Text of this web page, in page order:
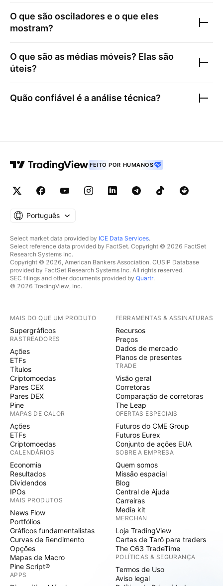
O que são osciladores e o que eles
mostram?
O que são as médias móveis? Elas são
úteis?
Quão confiável é a análise técnica?
FEITO POR HUMANOS
Português
Select market data provided by ICE Data Services.
Select reference data provided by FactSet. Copyright © 2026 FactSet
Research Systems Inc.
Copyright © 2026, American Bankers Association. CUSIP Database
provided by FactSet Research Systems Inc. All rights reserved.
SEC filings and other documents provided by Quartr.
© 2026 TradingView, Inc.
MAIS DO QUE UM PRODUTO
Supergráficos
RASTREADORES
Ações
ETFs
Títulos
Criptomoedas
Pares CEX
Pares DEX
Pine
MAPAS DE CALOR
Ações
ETFs
Criptomoedas
CALENDÁRIOS
Economia
Resultados
Dividendos
IPOs
MAIS PRODUTOS
News Flow
Portfólios
Gráficos fundamentalistas
Curvas de Rendimento
Opções
Mapas de Macro
Pine Script®
APPS
FERRAMENTAS & ASSINATURAS
Recursos
Preços
Dados de mercado
Planos de presentes
TRADE
Visão geral
Corretoras
Comparação de corretoras
The Leap
OFERTAS ESPECIAIS
Futuros do CME Group
Futuros Eurex
Conjunto de ações EUA
SOBRE A EMPRESA
Quem somos
Missão espacial
Blog
Central de Ajuda
Carreiras
Media kit
MERCHAN
Loja TradingView
Cartas de Tarô para traders
The C63 TradeTime
POLÍTICAS & SEGURANÇA
Termos de Uso
Aviso legal